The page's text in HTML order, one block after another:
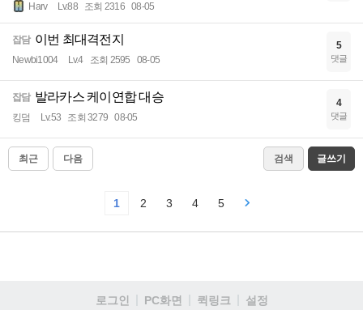
Harv Lv.88 조회 2316 08-05
잡담 이번 최대격전지
Newbi1004 Lv.4 조회 2595 08-05
5
댓글
잡담 발라카스 케이연합 대승
킹덤 Lv.53 조회 3279 08-05
4
댓글
최근 다음 검색 글쓰기
1 2 3 4 5
로그인 PC화면 퀵링크
설정